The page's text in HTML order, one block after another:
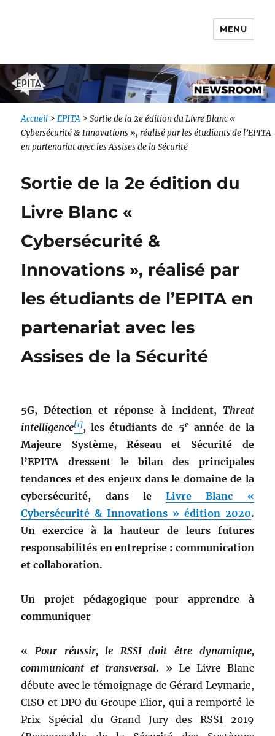
MENU
Accueil >EPITA >Sortie de la 2e édition du Livre Blanc «
Cybersécurité & Innovations », réalisé par les étudiants de l’EPITA
en partenariat avec les Assises de la Sécurité
Sortie de la 2e édition du
Livre Blanc «
Cybersécurité &
Innovations », réalisé par
les étudiants de l’EPITA en
partenariat avec les
Assises de la Sécurité
5G, Détection et réponse à incident, Threat
intelligence[1], les étudiants de 5eannée de la
Majeure Système, Réseau et Sécurité de
l’EPITA dressent le bilan des principales
tendances et des enjeux dans le domaine de la
cybersécurité, dans leLivre Blanc «
Cybersécurité & Innovations » édition 2020.
Un exercice à la hauteur de leurs futures
responsabilités en entreprise : communication
et collaboration.
Un projet pédagogique pour apprendre à
communiquer
« Pour réussir, le RSSI doit être dynamique,
communicant et transversal. » Le Livre Blanc
débute avec le témoignage de Gérard Leymarie,
CISO et DPO du Groupe Elior, qui a remporté le
Prix Spécial du Grand Jury des RSSI 2019